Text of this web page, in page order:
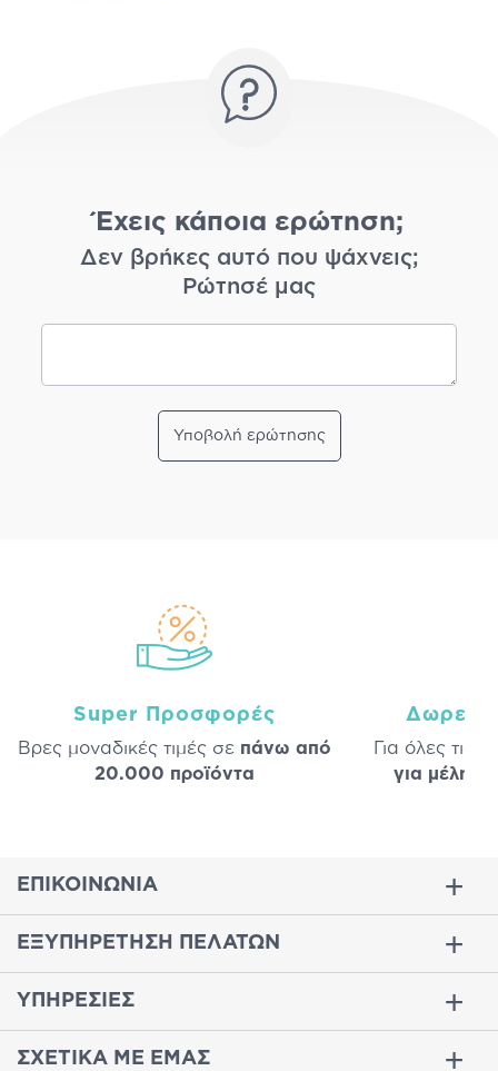
Έχεις κάποια ερώτηση;
Δεν βρήκες αυτό που ψάχνεις;
Ρώτησέ μας
Υποβολή ερώτησης
Super Προσφορές
Βρες μοναδικές τιμές σε πάνω από
20.000 προϊόντα
Δωρεάν
Για όλες τις
για μέλη
ΕΠΙΚΟΙΝΩΝΙΑ
ΕΞΥΠΗΡΕΤΗΣΗ ΠΕΛΑΤΩΝ
ΥΠΗΡΕΣΙΕΣ
ΣΧΕΤΙΚΑ ΜΕ ΕΜΑΣ